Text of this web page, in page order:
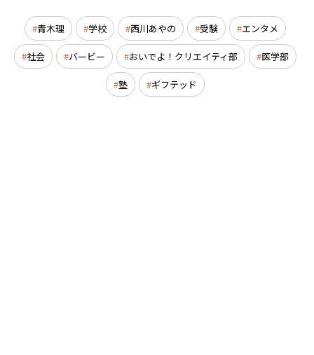
青木理 学校 西川あやの 受験 エンタメ
社会 バービー おいでよ！クリエイティ部 医学部
塾 ギフテッド